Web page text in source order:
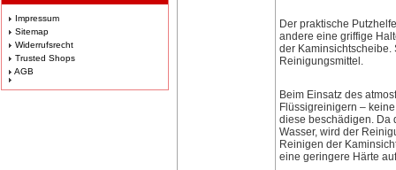
Impressum
Sitemap
Widerrufsrecht
Trusted Shops
AGB
Der praktische
andere eine griffige
der Kaminsichtscheibe.
Reinigungsmittel.
Beim Einsatz des
Flüssigreinigern –
diese beschädigen. Da
Wasser, wird der
Reinigen der
eine geringere Härte